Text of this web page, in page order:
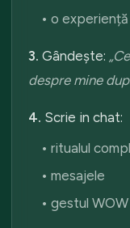
• o
3. Gândește:
despre mine
4. Scrie in chat:
• ritualul
• mesajele
• gestul WOW